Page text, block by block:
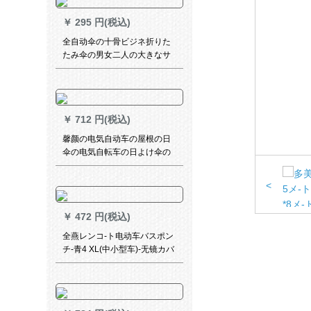
￥ 295 円(税込)
全自动伞の十骨ビジネ折りた
たみ伞の男女二人の大きなサ
ズを补强します。三つ折りに
す。
￥ 712 円(税込)
馨颜の电気自动车の屋根の日
伞の电気自転车の日よけ伞の
ペルタのオーオーは日覆の伞
アをひっくり返して升格させ
ます。
￥ 472 円(税込)
全燕レンコ-ト电动车バスポン
チ-青4 XL(中小型车)-无镜カバ
ー
<